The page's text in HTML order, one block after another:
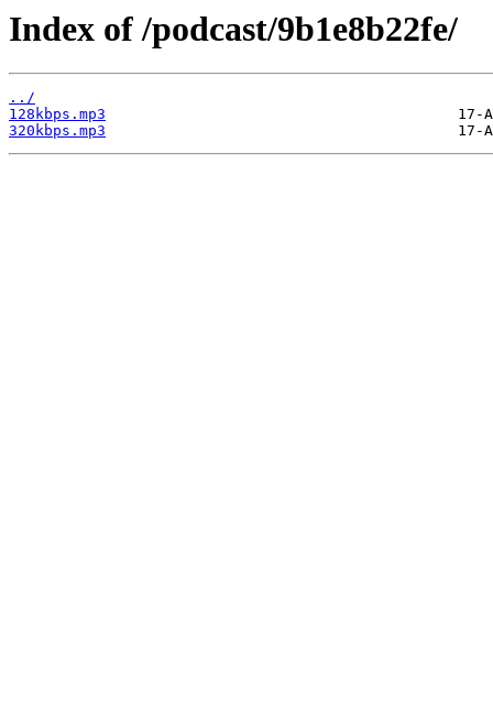
Index of /podcast/9b1e8b22fe/
../
128kbps.mp3
320kbps.mp3